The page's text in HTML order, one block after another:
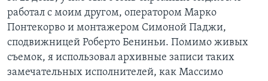
работал с моим другом, оператором Марко
Понтекорво и монтажером Симоной Паджи,
сподвижницей Роберто Бениньи. Помимо живых
съемок, я использовал архивные записи таких
замечательных исполнителей, как Массимо